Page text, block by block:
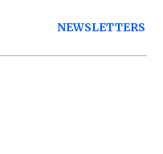
NEWSLETTERS